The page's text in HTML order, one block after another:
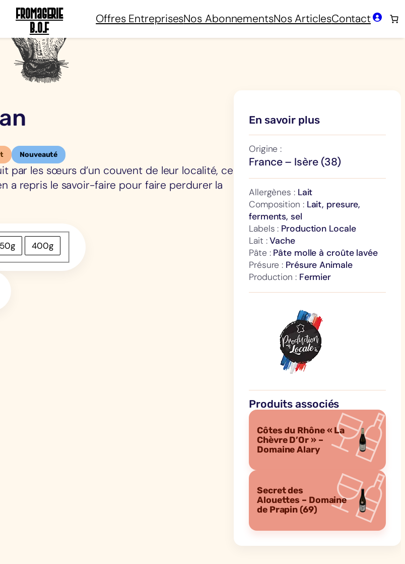
Fromagerie
B.O.F
Offres EntreprisesNos AbonnementsNos ArticlesContact
Nouveauté
par les sœurs d’un couvent de leur localité, ce
a repris le savoir-faire pour faire perdurer la
400g
En savoir plus
Origine :
France – Isère (38)
Allergènes : Lait
Composition : Lait, presure,
ferments, sel
Labels : Production Locale
Lait : Vache
Pâte : Pâte molle à croûte lavée
Présure : Présure Animale
Production : Fermier
Produits associés
Côtes du Rhône « La
Chèvre D’Or » –
Domaine Alary
Secret des
Alouettes – Domaine
de Prapin (69)